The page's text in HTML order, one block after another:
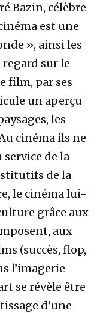
Bazin, célèbre
est une
», ainsi les
sur le
film, par ses
un aperçu
les
cinéma ils ne
service de la
de la
le cinéma lui-
grâce aux
aux
(succès, flop,
l’imagerie
se révèle être
d’une